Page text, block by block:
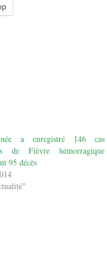
a enregistré 146 cas
de Fièvre hémorragique
95 décès